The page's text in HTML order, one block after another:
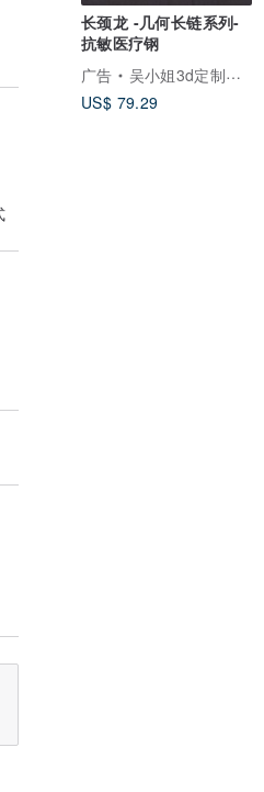
长颈龙 -几何长链系列-
抗敏医疗钢
广告
吴小姐3d定制珠宝
US$ 79.29